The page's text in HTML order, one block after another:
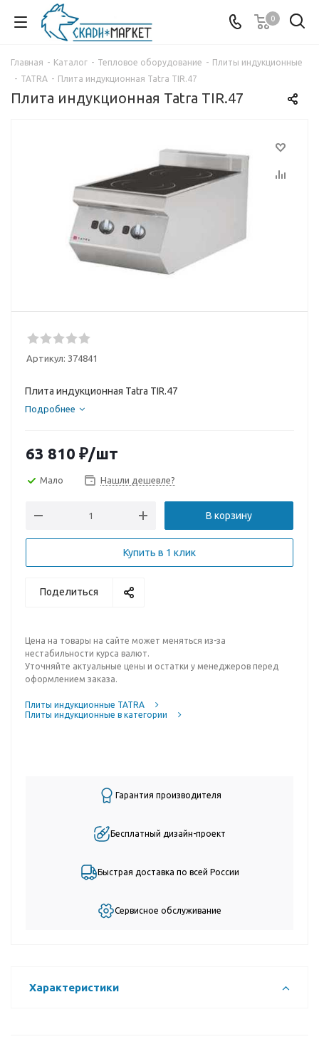
0
Главная - Каталог - Тепловое оборудование - Плиты индукционные
- TATRA - Плита индукционная Tatra TIR.47
Плита индукционная Tatra TIR.47
Артикул: 374841
Плита индукционная Tatra TIR.47
Подробнее
63 810 ₽/шт
Мало Нашли дешевле?
В корзину
Купить в 1 клик
Поделиться
Цена на товары на сайте может меняться из-за
нестабильности курса валют.
Уточняйте актуальные цены и остатки у менеджеров перед
оформлением заказа.
Плиты индукционные TATRA
Плиты индукционные в категории
Гарантия производителя
Бесплатный дизайн-проект
Быстрая доставка по всей России
Сервисное обслуживание
Характеристики